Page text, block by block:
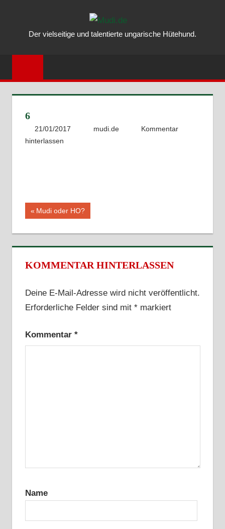
springen
–
Der vielseitige und talentierte ungarische Hütehund.
6
21/01/2017 mudi.de
Kommentar
hinterlassen
Vorheriger
Mudi oder HO?
KOMMENTAR HINTERLASSEN
Deine E-Mail-Adresse wird nicht veröffentlicht.
Erforderliche Felder sind mit *markiert
Kommentar *
Name